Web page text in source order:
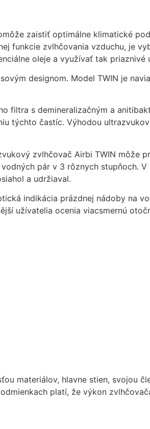
zaistiť optimálne klimatické
funkcie zvlhčovania vzduchu, je
oleje a využívať tak priaznivé
designom. Model TWIN je
filtra s demineralizačným a
týchto častíc. Výhodou
zvlhčovač Airbi TWIN môže
pár v 3 rôznych stupňoch.
a udržiaval.
indikácia prázdnej nádoby na
užívatelia ocenia viacsmernú
materiálov, hlavne stien, svojou
platí, že výkon
stránky na
základe
spôsobu
používania
stránky.
Používateľská
spokojnosť
perform as well
as possible
during your
refuse these
cookies, some
cookie
odmietnete,
niektoré